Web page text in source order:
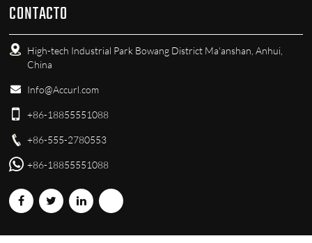
CONTACTO
High-tech Industrial Park Bowang District Ma'anshan, Anhui,
China
Info@Accurl.com
+86-18855551088
+86-555-2780553
+86-18855551088